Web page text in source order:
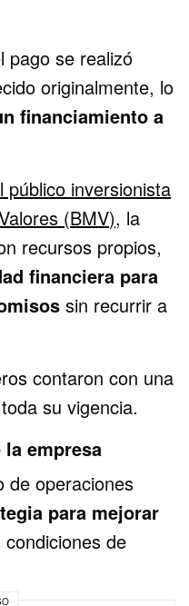
pago se realizó
originalmente, lo
financiamiento a
público inversionista
(BMV), la
recursos propios,
financiera para
sin recurrir a
contaron con una
su vigencia.
empresa
de operaciones
para mejorar
condiciones de